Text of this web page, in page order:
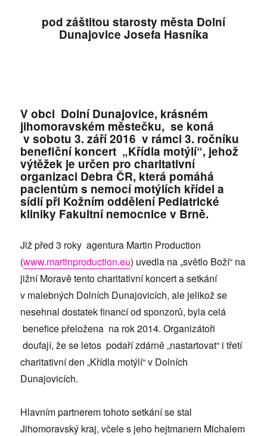
pod záštitou starosty města Dolní
Dunajovice Josefa Hasníka
V obci Dolní Dunajovice, krásném
jihomoravském městečku, se koná
v sobotu 3. září 2016 v rámci 3. ročníku
benefiční koncert „Křídla motýlí“, jehož
výtěžek je určen pro charitativní
organizaci Debra ČR, která pomáhá
pacientům s nemocí motýlích křídel a
sídlí při Kožním oddělení Pediatrické
kliniky Fakultní nemocnice v Brně.
Již před 3 roky agentura Martin Production
(www.martinproduction.eu) uvedla na „světlo Boží“ na
jižní Moravě tento charitativní koncert a setkání
v malebných Dolních Dunajovicích, ale jelikož se
nesehnal dostatek financí od sponzorů, byla celá
benefice přeložena na rok 2014. Organizátoři
doufají, že se letos podaří zdárně „nastartovat“ i třetí
charitativní den „Křídla motýlí“ v Dolních
Dunajovicích.
Hlavním partnerem tohoto setkání se stal
Jihomoravský kraj, včele s jeho hejtmanem Michalem